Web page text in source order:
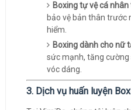
Boxing tự vệ cá nhân
bảo vệ bản thân trước
hiểm.
Boxing dành cho nữ
sức mạnh, tăng
vóc dáng.
3. Dịch vụ huấn luyện